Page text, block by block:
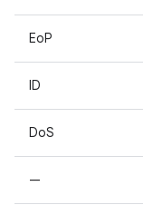
EoP
ID
DoS
—